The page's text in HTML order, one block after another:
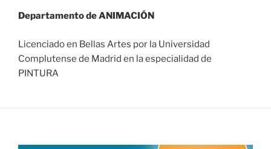
Departamento de ANIMACIÓN
Licenciado en Bellas Artes por la Universidad
Complutense de Madrid en la especialidad de
PINTURA